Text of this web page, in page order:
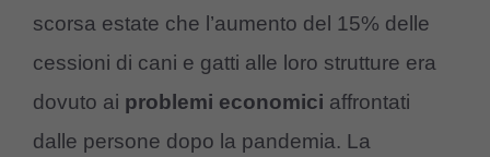
scorsa estate che l’aumento del 15% delle
cessioni di cani e gatti alle loro strutture era
dovuto ai problemi economici affrontati
dalle persone dopo la pandemia. La